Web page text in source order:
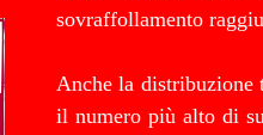
sovraffollamento
Anche la
il numero più alto di